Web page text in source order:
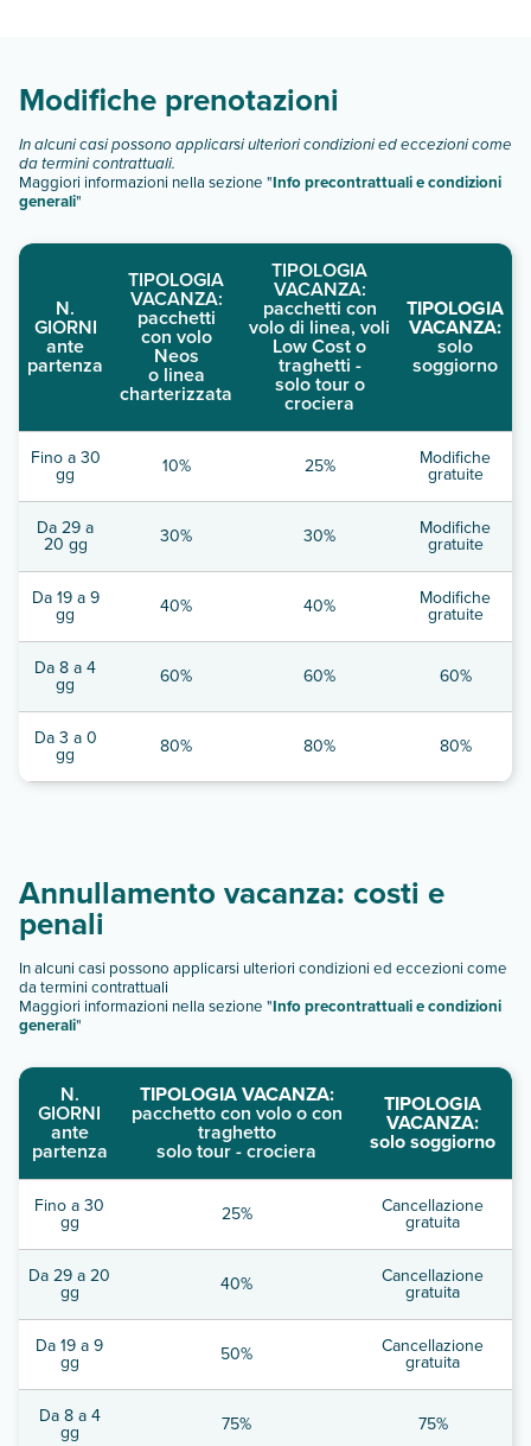
Modifiche prenotazioni
In alcuni casi possono applicarsi ulteriori condizioni ed eccezioni come
da termini contrattuali.
Maggiori informazioni nella sezione "Info precontrattuali e condizioni
generali"
N.
GIORNI
ante
partenza
TIPOLOGIA
VACANZA:
pacchetti
con volo
Neos
o linea
charterizzata
TIPOLOGIA
VACANZA:
pacchetti con
volo di linea, voli
Low Cost o
traghetti -
solo tour o
crociera
TIPOLOGIA
VACANZA:
solo
soggiorno
Fino a 30
gg 10% 25% Modifiche
gratuite
Da 29 a
20 gg 30% 30% Modifiche
gratuite
Da 19 a 9
gg 40% 40% Modifiche
gratuite
Da 8 a 4
gg 60% 60% 60%
Da 3 a 0
gg 80% 80% 80%
Annullamento vacanza: costi e
penali
In alcuni casi possono applicarsi ulteriori condizioni ed eccezioni come
da termini contrattuali
Maggiori informazioni nella sezione "Info precontrattuali e condizioni
generali"
N.
GIORNI
ante
partenza
TIPOLOGIA VACANZA:
pacchetto con volo o con
traghetto
solo tour - crociera
TIPOLOGIA
VACANZA:
solo soggiorno
Fino a 30
gg 25% Cancellazione
gratuita
Da 29 a 20
gg 40% Cancellazione
gratuita
Da 19 a 9
gg 50% Cancellazione
gratuita
Da 8 a 4
gg 75% 75%